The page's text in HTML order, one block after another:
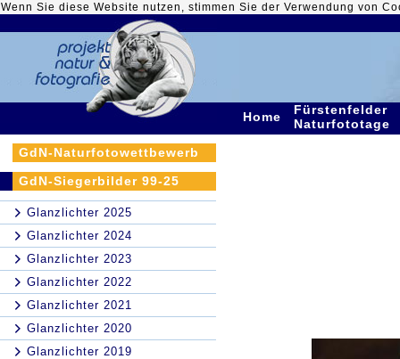
Wenn Sie diese Website nutzen, stimmen Sie der Verwendung von
Home
Fürstenfelder
Naturfototage
GdN-Naturfotowettbewerb
GdN-Siegerbilder 99-25
Glanzlichter 2025
Glanzlichter 2024
Glanzlichter 2023
Glanzlichter 2022
Glanzlichter 2021
Glanzlichter 2020
Glanzlichter 2019